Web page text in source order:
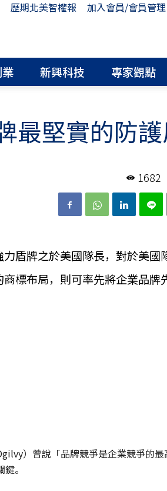
歷期北美智權報 加入會員/會員管理
新興科技 專家觀點
最堅實的防
1682
盾牌之於美國隊長，對於美國
標布局，則可率先將企業品牌
）曾說「品牌競爭是企業競爭的最
。